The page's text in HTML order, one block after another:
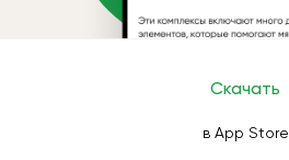
Скачать
в App Store